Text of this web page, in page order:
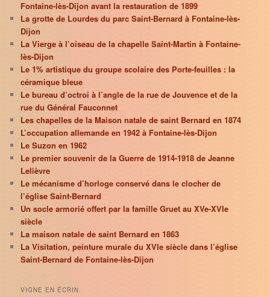
Fontaine-lès-Dijon avant la restauration de 1899
La grotte de Lourdes du parc Saint-Bernard à Fontaine-lès-
Dijon
La Vierge à l’oiseau de la chapelle Saint-Martin à Fontaine-
lès-Dijon
Le 1% artistique du groupe scolaire des Porte-feuilles : la
céramique bleue
Le bureau d’octroi à l’angle de la rue de Jouvence et de la
rue du Général Fauconnet
Les chapelles de la Maison natale de saint Bernard en 1874
L’occupation allemande en 1942 à Fontaine-lès-Dijon
Le Suzon en 1962
Le premier souvenir de la Guerre de 1914-1918 de Jeanne
Lelièvre
Le mécanisme d’horloge conservé dans le clocher de
l’église Saint-Bernard
Un socle armorié offert par la famille Gruet au XVe-XVIe
siècle
La maison natale de saint Bernard en 1863
La Visitation, peinture murale du XVIe siècle dans l’église
Saint-Bernard de Fontaine-lès-Dijon
VIGNE EN ÉCRIN